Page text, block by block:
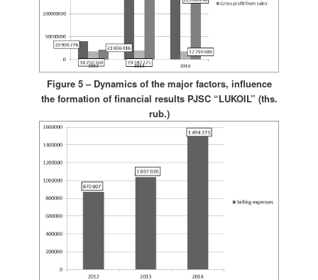
Figure 5 – Dynamics of the major factors, influence
the formation of financial results PJSC “LUKOIL” (ths.
rub.)